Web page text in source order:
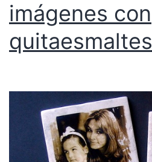
imágenes con
quitaesmaltes